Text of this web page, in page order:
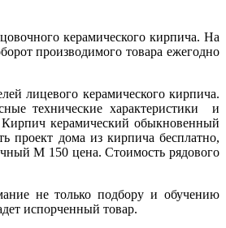
керамического кирпича. На
производимого товара ежегодно
лицевого керамического кирпича.
технические характеристики и
керамический обыкновенный
проект дома из кирпича бесплатно,
М 150 цена. Стоимость рядового
не только подбору и обучению
испорченный товар.